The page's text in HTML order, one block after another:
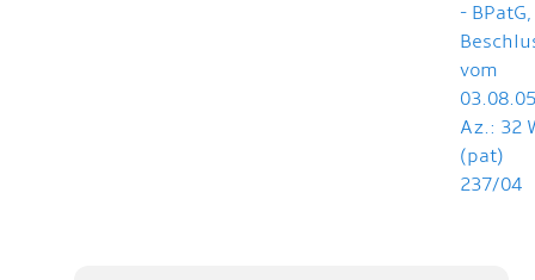
- BPatG,
vom
Az.: 32
(pat)
237/04